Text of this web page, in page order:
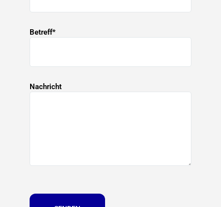
Betreff*
Nachricht